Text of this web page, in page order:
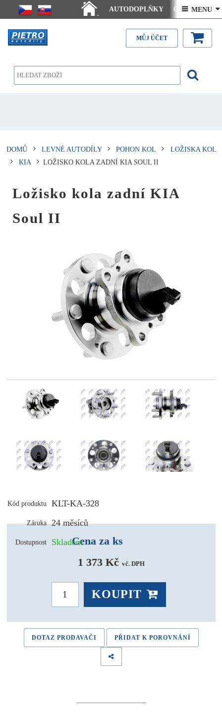
.
AUTODOPLŇKY Ceny doručení
Články - návody Kontakt
 MENU 
MŮJ ÚČET
DOMŮ LEVNÉ AUTODÍLY POHON KOL
LOŽISKA KOL
KIA
LOŽISKO KOLA ZADNÍ KIA SOUL II
Ložisko kola zadní KIA
Soul II
Kód produktu KLT-KA-328
Záruka 24 měsíců
Dostupnost SklademCena za ks
1 373 Kč vč. DPH
KOUPIT
DOTAZ PRODAVAČI PŘIDAT K POROVNÁNÍ